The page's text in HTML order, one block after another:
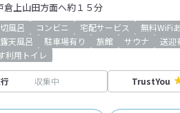
倉上山田方面へ約１５分
風呂 コンビニ 宅配サービス 無料WiFi
露天風呂 駐車場有り 旅館 サウナ
送迎
利用トイレ
収集中 TrustYou